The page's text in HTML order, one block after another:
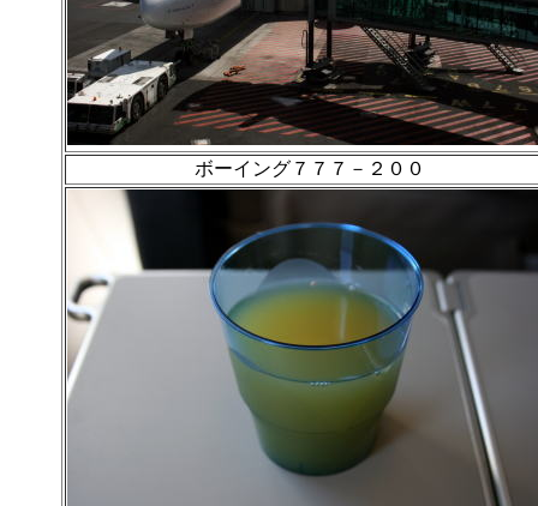
ボーイング７７７－２００